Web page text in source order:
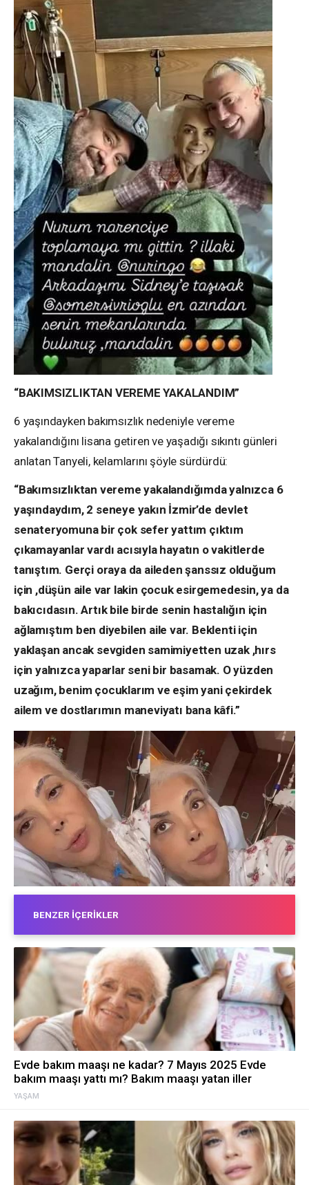
“BAKIMSIZLIKTAN VEREME YAKALANDIM”
6 yaşındayken bakımsızlık nedeniyle vereme
yakalandığını lisana getiren ve yaşadığı sıkıntı günleri
anlatan Tanyeli, kelamlarını şöyle sürdürdü:
“Bakımsızlıktan vereme yakalandığımda yalnızca 6
yaşındaydım, 2 seneye yakın İzmir’de devlet
senateryomuna bir çok sefer yattım çıktım
çıkamayanlar vardı acısıyla hayatın o vakitlerde
tanıştım. Gerçi oraya da aileden şanssız olduğum
için ,düşün aile var lakin çocuk esirgemedesin, ya da
bakıcıdasın. Artık bile birde senin hastalığın için
ağlamıştım ben diyebilen aile var. Beklenti için
yaklaşan ancak sevgiden samimiyetten uzak ,hırs
için yalnızca yaparlar seni bir basamak. O yüzden
uzağım, benim çocuklarım ve eşim yani çekirdek
ailem ve dostlarımın maneviyatı bana kâfi.”
BENZER İÇERIKLER
YAŞAM
Evde bakım maaşı ne kadar? 7 Mayıs 2025 Evde
bakım maaşı yattı mı? Bakım maaşı yatan iller